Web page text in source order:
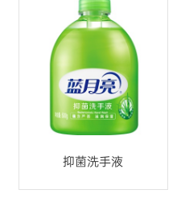
抑菌洗手液